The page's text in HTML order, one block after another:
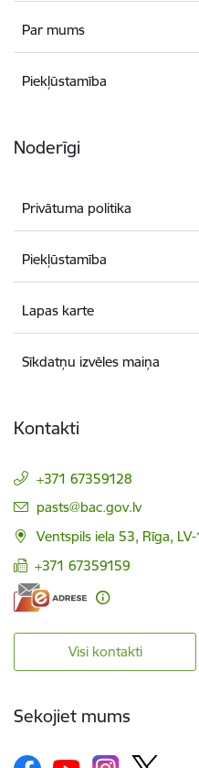
Par mums
Piekļūstamība
Noderīgi
Privātuma politika
Piekļūstamība
Lapas karte
Sīkdatņu izvēles maiņa
Kontakti
+371 67359128
E-pasts:
pasts@bac.gov.lv
Ventspils iela 53, Rīga,
+371 67359159
Visi kontakti
Sekojiet mums